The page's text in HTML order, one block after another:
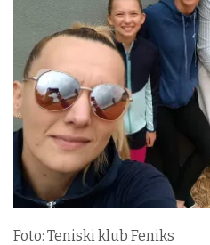
Foto: Teniski klub Feniks